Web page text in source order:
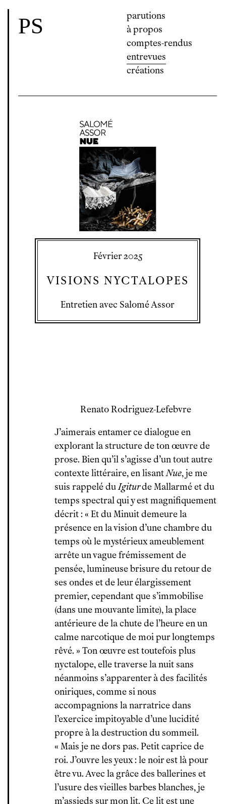
PS
parutions
à propos
comptes-rendus
entrevues
créations
Février 2025
VISIONS NYCTALOPES
Entretien avec Salomé Assor
Renato Rodriguez-Lefebvre
J’aimerais entamer ce dialogue en
explorant la structure de ton œuvre de
prose. Bien qu’il s’agisse d’un tout autre
contexte littéraire, en lisantNue, je me
suis rappelé duIgiturde Mallarmé et du
temps spectral qui y est magnifiquement
décrit : « Et du Minuit demeure la
présence en la vision d’une chambre du
temps où le mystérieux ameublement
arrête un vague frémissement de
pensée, lumineuse brisure du retour de
ses ondes et de leur élargissement
premier, cependant que s’immobilise
(dans une mouvante limite), la place
antérieure de la chute de l’heure en un
calme narcotique de moi pur longtemps
rêvé. » Ton œuvre est toutefois plus
nyctalope, elle traverse la nuit sans
néanmoins s’apparenter à des facilités
oniriques, comme si nous
accompagnions la narratrice dans
l’exercice impitoyable d’une lucidité
propre à la destruction du sommeil.
« Mais je ne dors pas. Petit caprice de
roi. J’ouvre les yeux : le noir est là pour
être vu. Avec la grâce des ballerines et
l’usure des vieilles barbes blanches, je
m’assieds sur mon lit. Ce lit est une